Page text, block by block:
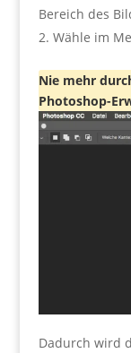
Bereich des
Wähle im
Nie mehr
Photoshop-
Dadurch wird